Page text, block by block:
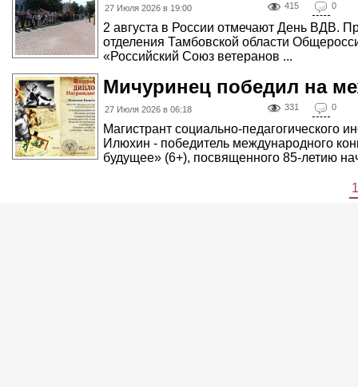
27 Июля 2026 в 19:00 415 0
2 августа в России отмечают День ВДВ.
отделения Тамбовской области
«Российский Союз ветеранов ...
Мичуринец победил на
27 Июля 2026 в 06:18 331 0
Магистрант социально-педагогического
Илюхин - победитель международного
будущее» (6+), посвященного 85-летию
1